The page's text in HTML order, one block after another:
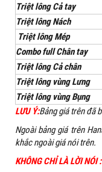
Triệt lông Cả tay
Triệt lông Nách
Triệt lông Mép
Combo full Chân tay
Triệt lông Cả chân
Triệt lông vùng Lưng
Triệt lông vùng Bụng
LƯU Ý:Bảng giá trên đã
Ngoài bảng giá trên
khắc ngoài giá nói trên.
KHÔNG CHỈ LÀ LỜI NÓI :